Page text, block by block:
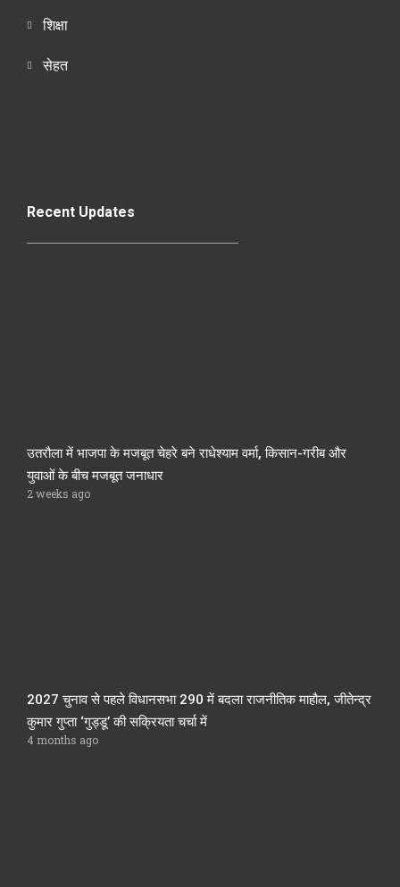
शिक्षा
सेहत
Recent Updates
उतरौला में भाजपा के मजबूत चेहरे बने राधेश्याम वर्मा, किसान-गरीब और
युवाओं के बीच मजबूत जनाधार
2 weeks ago
2027 चुनाव से पहले विधानसभा 290 में बदला राजनीतिक माहौल, जीतेन्द्र
कुमार गुप्ता ‘गुड्डू’ की सक्रियता चर्चा में
4 months ago